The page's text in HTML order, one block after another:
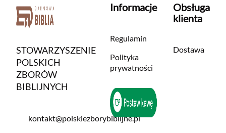
STOWARZYSZENIE
POLSKICH
ZBORÓW
BIBLIJNYCH
kontakt@polskiezborybiblijne.pl
Informacje
Regulamin
Polityka
prywatności
Obsługa
klienta
Dostawa